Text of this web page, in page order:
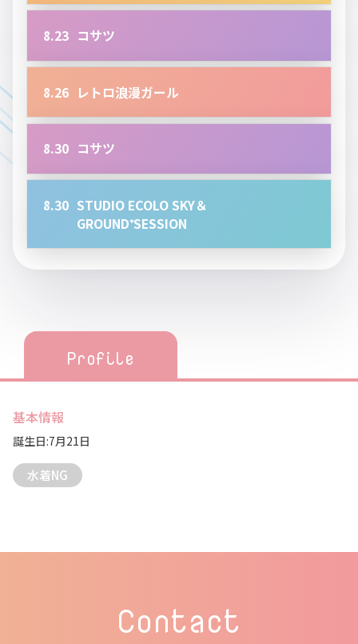
8.23 コサツ
8.26 レトロ浪漫ガール
8.30 コサツ
8.30 STUDIO ECOLO SKY＆
GROUND⁺SESSION
Profile
基本情報
誕生日:7月21日
水着NG
Contact